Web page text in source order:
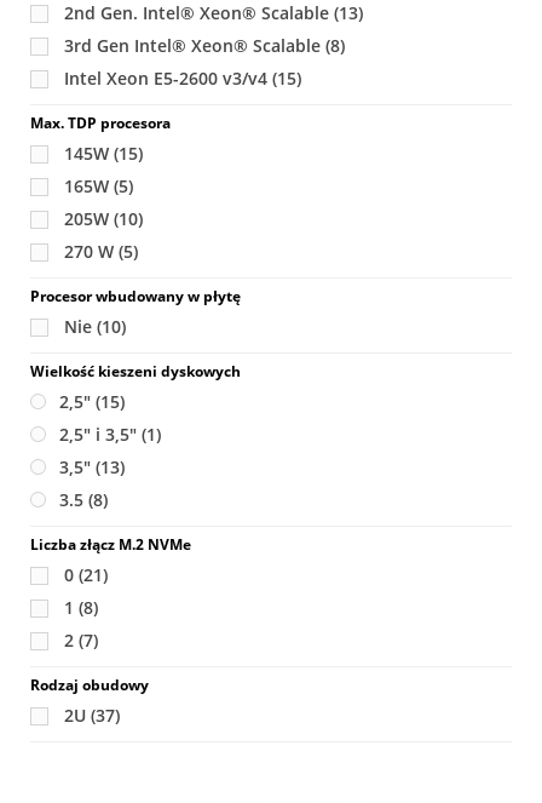
2nd Gen. Intel® Xeon® Scalable (13)
3rd Gen Intel® Xeon® Scalable (8)
Intel Xeon E5-2600 v3/v4 (15)
Max. TDP procesora
145W (15)
165W (5)
205W (10)
270 W (5)
Procesor wbudowany w płytę
Nie (10)
Wielkość kieszeni dyskowych
2,5" (15)
2,5" i 3,5" (1)
3,5" (13)
3.5 (8)
Liczba złącz M.2 NVMe
0 (21)
1 (8)
2 (7)
Rodzaj obudowy
2U (37)